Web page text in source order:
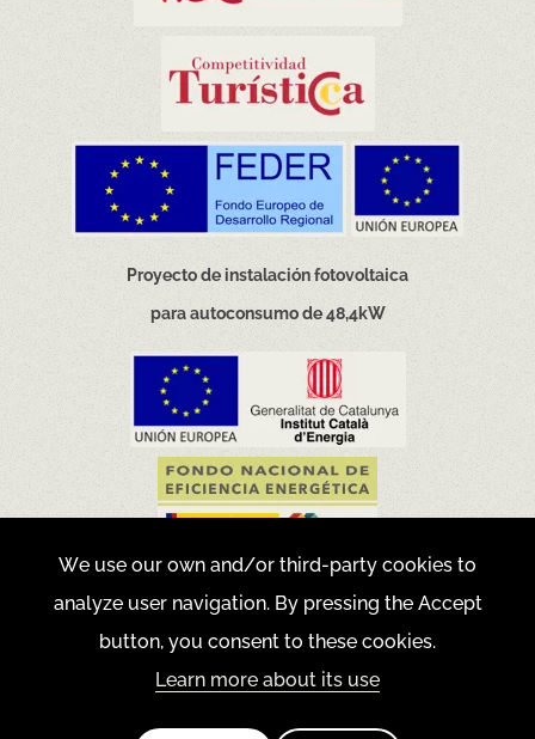
Proyecto de instalación fotovoltaica
para autoconsumo de 48,4kW
Movilidad eficiente y sostenible
We use our own and/or third-party cookies to
analyze user navigation. By pressing the Accept
button, you consent to these cookies.
Learn more about its use